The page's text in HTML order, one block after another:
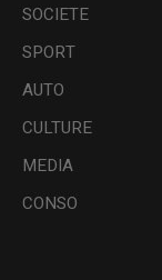
SOCIETE
SPORT
AUTO
CULTURE
MEDIA
CONSO